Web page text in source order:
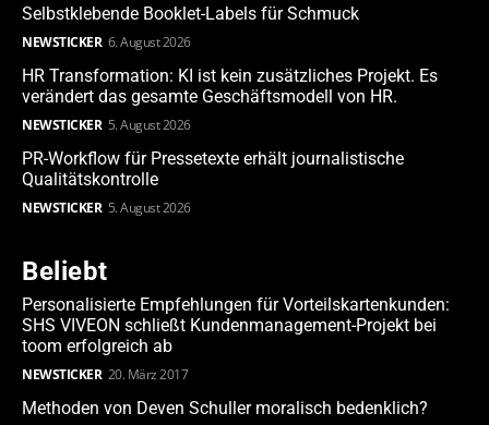
Selbstklebende Booklet-Labels für Schmuck
NEWSTICKER 6. August 2026
HR Transformation: KI ist kein zusätzliches Projekt. Es
verändert das gesamte Geschäftsmodell von HR.
NEWSTICKER 5. August 2026
PR-Workflow für Pressetexte erhält journalistische
Qualitätskontrolle
NEWSTICKER 5. August 2026
Beliebt
Personalisierte Empfehlungen für Vorteilskartenkunden:
SHS VIVEON schließt Kundenmanagement-Projekt bei
toom erfolgreich ab
NEWSTICKER 20. März 2017
Methoden von Deven Schuller moralisch bedenklich?